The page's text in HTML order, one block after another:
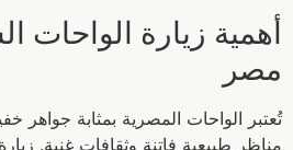
أهمية زيارة الواحات
مصر
تُعتبر الواحات المصرية بمثابة جواهر
مناظر طبيعية فاتنة وثقافات غنية.